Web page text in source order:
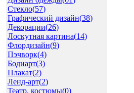
Стекло(57)
Графический дизайн(38)
Декорации(26)
Лоскутная картина(14)
Флордизайн(9)
Пэчворк(4)
Бодиарт(3)
Плакат(2)
Ленд-арт(2)
Театр. костюмы(0)